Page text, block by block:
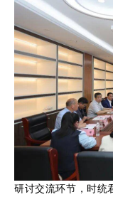
研讨交流环节，时统